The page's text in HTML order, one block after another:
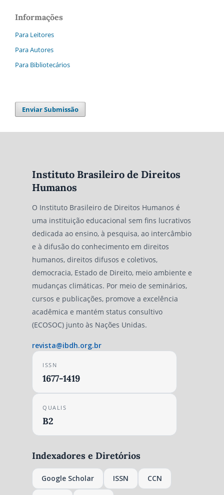
Informações
Para Leitores
Para Autores
Para Bibliotecários
Enviar Submissão
Instituto Brasileiro de Direitos
Humanos
O Instituto Brasileiro de Direitos Humanos é
uma instituição educacional sem fins lucrativos
dedicada ao ensino, à pesquisa, ao intercâmbio
e à difusão do conhecimento em direitos
humanos, direitos difusos e coletivos,
democracia, Estado de Direito, meio ambiente e
mudanças climáticas. Por meio de seminários,
cursos e publicações, promove a excelência
acadêmica e mantém status consultivo
(ECOSOC) junto às Nações Unidas.
revista@ibdh.org.br
ISSN
1677-1419
QUALIS
B2
Indexadores e Diretórios
Google Scholar ISSN CCN